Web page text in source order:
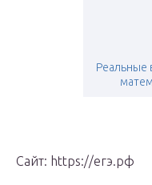
Реальные
Сайт: https://егэ.рф